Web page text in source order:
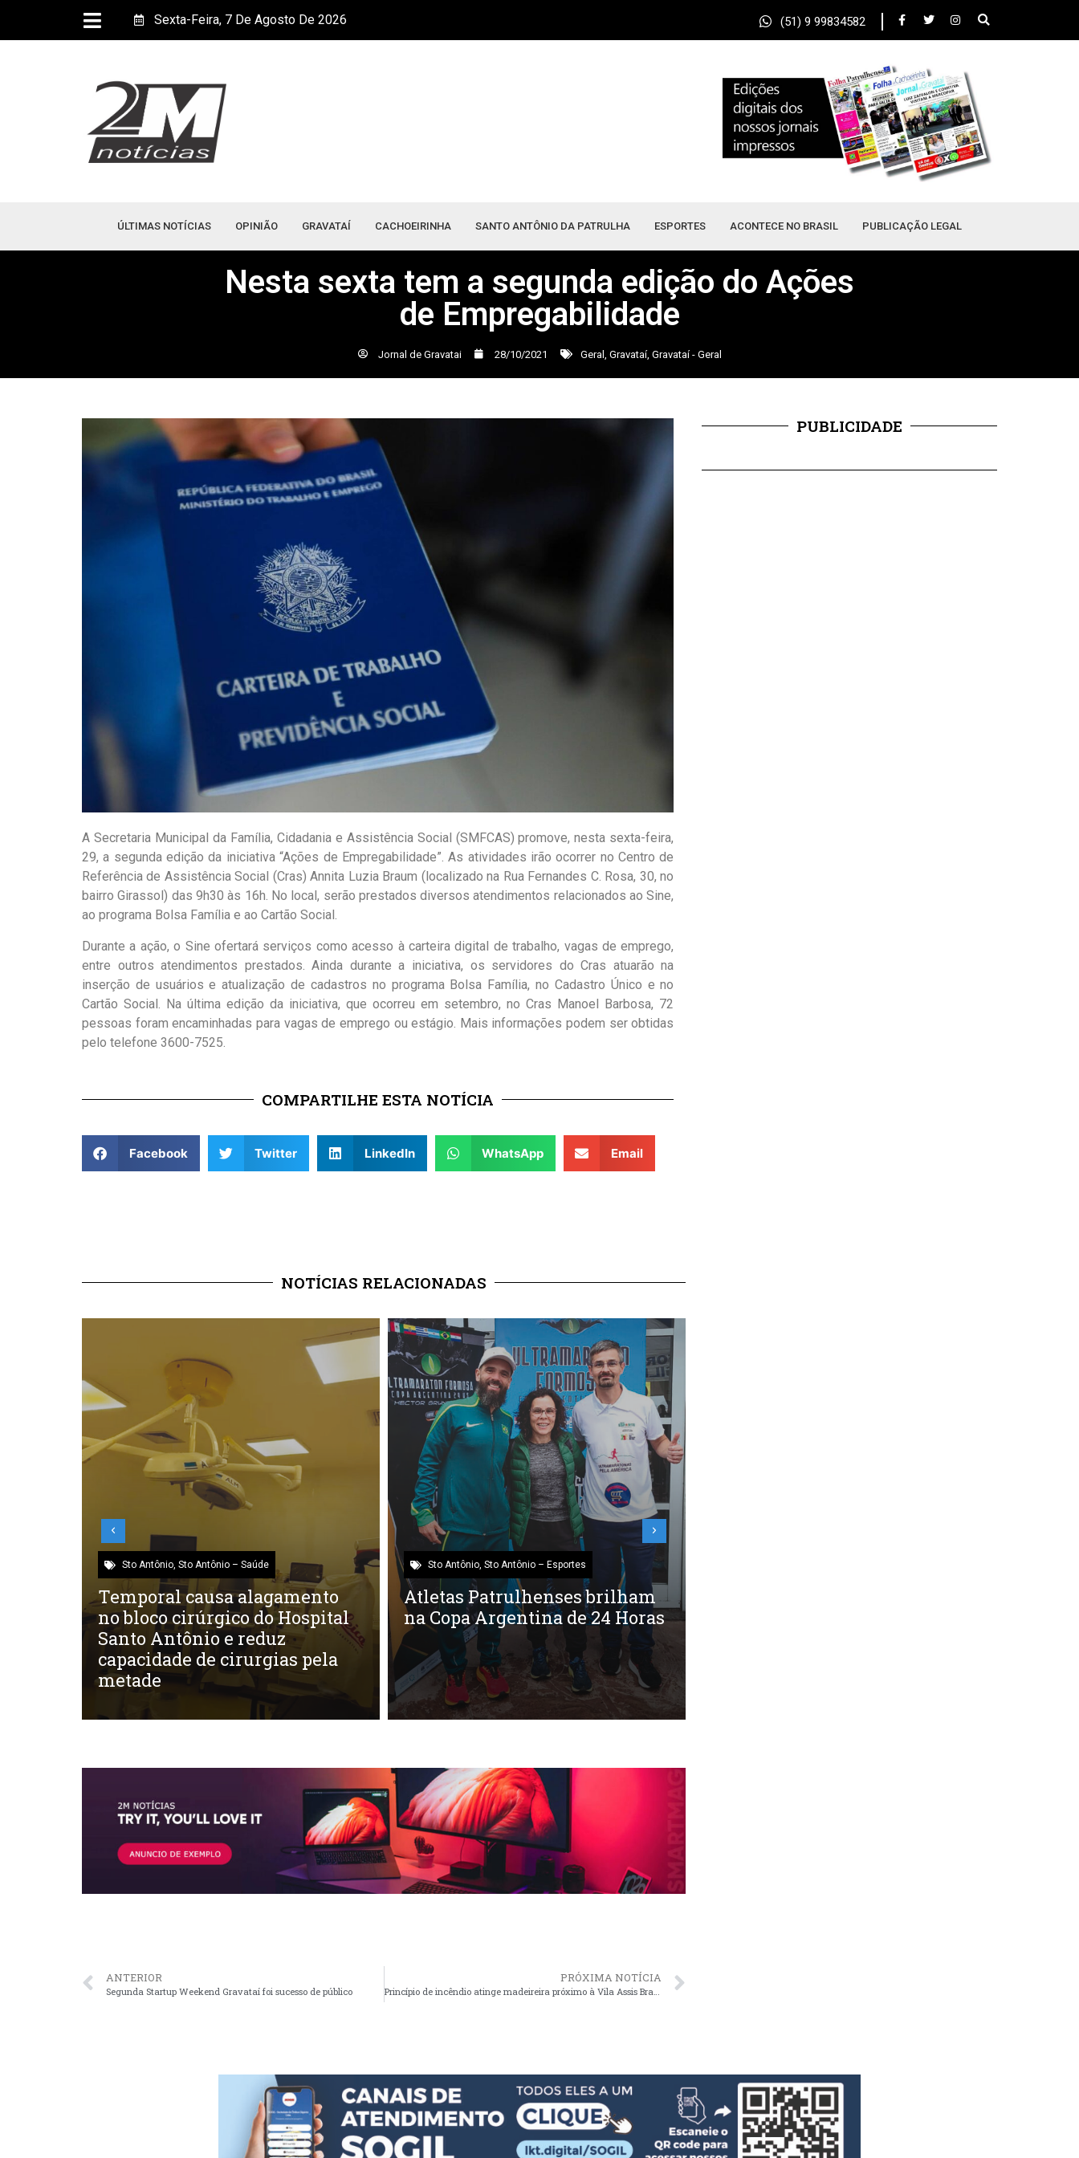
Sexta-Feira, 7 De Agosto De 2026 (51) 9 99834582
ÚLTIMAS NOTÍCIAS OPINIÃO GRAVATAÍ CACHOEIRINHA SANTO ANTÔNIO DA PATRULHA ESPORTES ACONTECE NO BRASIL PUBLICAÇÃO LEGAL
Nesta sexta tem a segunda edição do Ações
de Empregabilidade
Jornal de Gravatai 28/10/2021 Geral Gravataí, Gravataí - Geral
A Secretaria Municipal da Família, Cidadania e Assistência Social (SMFCAS) promove, nesta sexta-feira,
29, a segunda edição da iniciativa “Ações de Empregabilidade”. As atividades irão ocorrer no Centro de
Referência de Assistência Social (Cras) Annita Luzia Braum (localizado na Rua Fernandes C. Rosa, 30, no
bairro Girassol) das 9h30 às 16h. No local, serão prestados diversos atendimentos relacionados ao Sine,
ao programa Bolsa Família e ao Cartão Social.
Durante a ação, o Sine ofertará serviços como acesso à carteira digital de trabalho, vagas de emprego,
entre outros atendimentos prestados. Ainda durante a iniciativa, os servidores do Cras atuarão na
inserção de usuários e atualização de cadastros no programa Bolsa Família, no Cadastro Único e no
Cartão Social. Na última edição da iniciativa, que ocorreu em setembro, no Cras Manoel Barbosa, 72
pessoas foram encaminhadas para vagas de emprego ou estágio. Mais informações podem ser obtidas
pelo telefone 3600-7525.
COMPARTILHE ESTA NOTÍCIA
Facebook Twitter LinkedIn WhatsApp Email
NOTÍCIAS RELACIONADAS
Sto Antônio, Sto Antônio – Esportes
Atletas Patrulhenses brilham
na Copa Argentina de 24 Horas
Sto Antônio, Sto Antônio – Cultura
MOENDA DA CANÇÃO: O
FESTIVAL QUE É MEIO
GAUDÉRIO, MEIO ROQUEIRO,
CHEGA A 39ª EDIÇÃO
ANTERIOR
Segunda Startup Weekend Gravataí foi sucesso de público
PRÓXIMA NOTÍCIA
PUBLICIDADE